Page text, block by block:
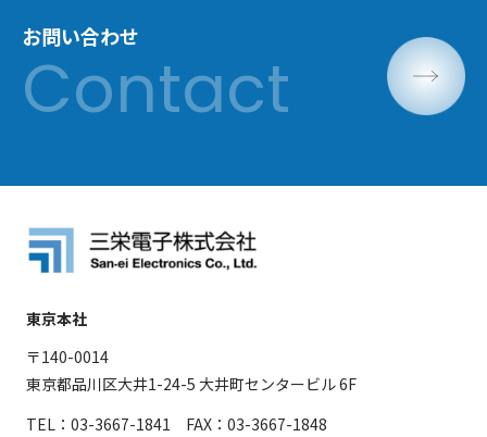
お問い合わせ
東京本社
〒140-0014
東京都品川区大井1-24-5 大井町センタービル 6F
TEL：03-3667-1841 FAX：03-3667-1848